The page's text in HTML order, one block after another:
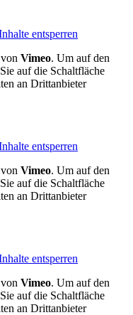
entsperren
Vimeo. Um auf den
auf die Schaltfläche
an Drittanbieter
entsperren
Vimeo. Um auf den
auf die Schaltfläche
an Drittanbieter
entsperren
Vimeo. Um auf den
auf die Schaltfläche
an Drittanbieter